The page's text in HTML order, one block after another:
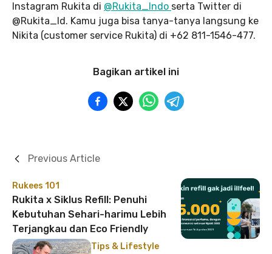
Instagram Rukita di @Rukita_Indo serta Twitter di
@Rukita_Id. Kamu juga bisa tanya-tanya langsung ke
Nikita (customer service Rukita) di +62 811-1546-477.
Bagikan artikel ini
Rukees 101
Rukita x Siklus Refill: Penuhi
Kebutuhan Sehari-harimu Lebih
Terjangkau dan Eco Friendly
Previous Article
Tips & Lifestyle